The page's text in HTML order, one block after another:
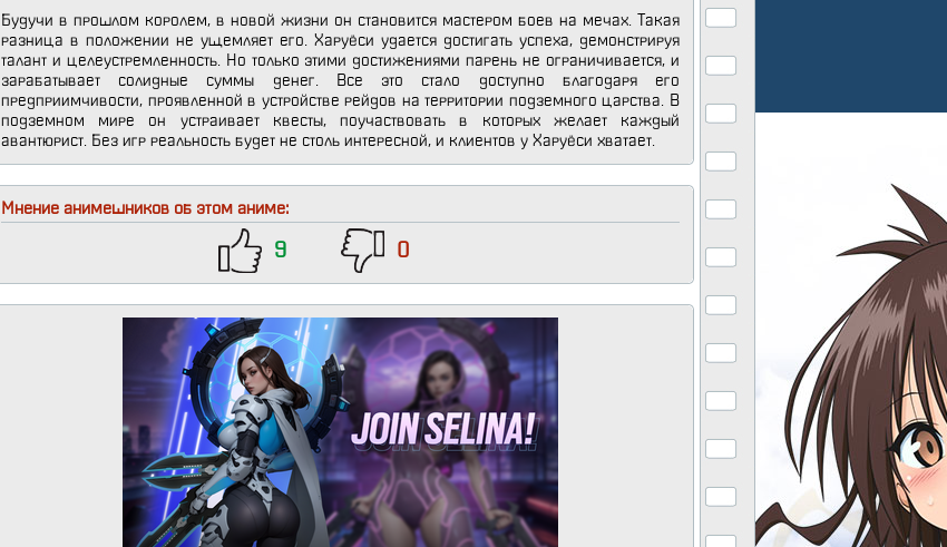
Будучи в прошлом королем, в новой жизни он становится мастером боев на мечах. Такая
разница в положении не ущемляет его. Харуёси удается достигать успеха, демонстрируя
талант и целеустремленность. Но только этими достижениями парень не ограничивается, и
зарабатывает солидные суммы денег. Все это стало доступно благодаря его
предприимчивости, проявленной в устройстве рейдов на территории подземного царства. В
подземном мире он устраивает квесты, поучаствовать в которых желает каждый
авантюрист. Без игр реальность будет не столь интересной, и клиентов у Харуёси хватает.
Мнение анимешников об этом аниме:
9 0